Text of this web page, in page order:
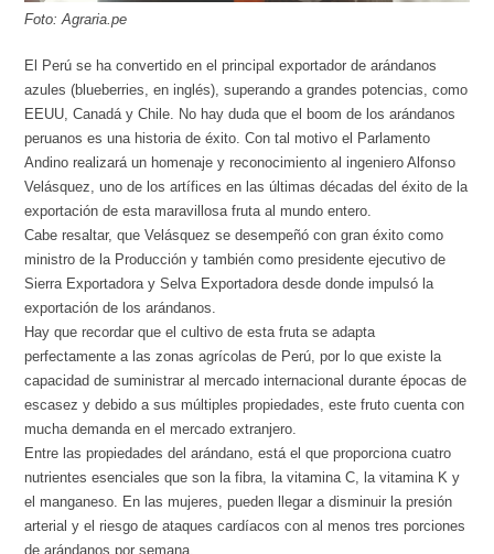
Foto: Agraria.pe
El Perú se ha convertido en el principal exportador de arándanos
azules (blueberries, en inglés), superando a grandes potencias, como
EEUU, Canadá y Chile. No hay duda que el boom de los arándanos
peruanos es una historia de éxito. Con tal motivo el Parlamento
Andino realizará un homenaje y reconocimiento al ingeniero Alfonso
Velásquez, uno de los artífices en las últimas décadas del éxito de la
exportación de esta maravillosa fruta al mundo entero.
Cabe resaltar, que Velásquez se desempeñó con gran éxito como
ministro de la Producción y también como presidente ejecutivo de
Sierra Exportadora y Selva Exportadora desde donde impulsó la
exportación de los arándanos.
Hay que recordar que el cultivo de esta fruta se adapta
perfectamente a las zonas agrícolas de Perú, por lo que existe la
capacidad de suministrar al mercado internacional durante épocas de
escasez y debido a sus múltiples propiedades, este fruto cuenta con
mucha demanda en el mercado extranjero.
Entre las propiedades del arándano, está el que proporciona cuatro
nutrientes esenciales que son la fibra, la vitamina C, la vitamina K y
el manganeso. En las mujeres, pueden llegar a disminuir la presión
arterial y el riesgo de ataques cardíacos con al menos tres porciones
de arándanos por semana.